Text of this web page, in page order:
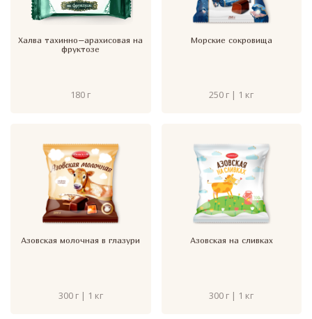
Халва тахинно–арахисовая на
фруктозе
180 г
Морские сокровища
250 г | 1 кг
Азовская молочная в глазури
300 г | 1 кг
Азовская на сливках
300 г | 1 кг